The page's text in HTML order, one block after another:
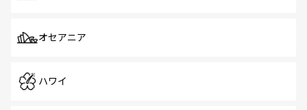
オセアニア
ハワイ